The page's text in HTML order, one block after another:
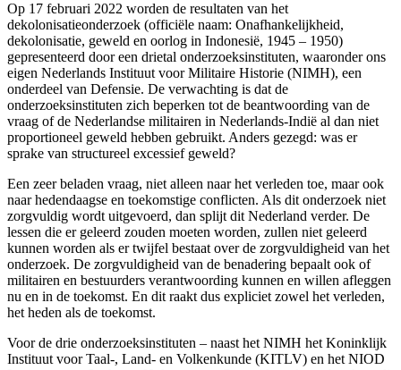
Op 17 februari 2022 worden de resultaten van het
dekolonisatieonderzoek (officiële naam: Onafhankelijkheid,
dekolonisatie, geweld en oorlog in Indonesië, 1945 – 1950)
gepresenteerd door een drietal onderzoeksinstituten, waaronder ons
eigen Nederlands Instituut voor Militaire Historie (NIMH), een
onderdeel van Defensie. De verwachting is dat de
onderzoeksinstituten zich beperken tot de beantwoording van de
vraag of de Nederlandse militairen in Nederlands-Indië al dan niet
proportioneel geweld hebben gebruikt. Anders gezegd: was er
sprake van structureel excessief geweld?
Een zeer beladen vraag, niet alleen naar het verleden toe, maar ook
naar hedendaagse en toekomstige conflicten. Als dit onderzoek niet
zorgvuldig wordt uitgevoerd, dan splijt dit Nederland verder. De
lessen die er geleerd zouden moeten worden, zullen niet geleerd
kunnen worden als er twijfel bestaat over de zorgvuldigheid van het
onderzoek. De zorgvuldigheid van de benadering bepaalt ook of
militairen en bestuurders verantwoording kunnen en willen afleggen
nu en in de toekomst. En dit raakt dus expliciet zowel het verleden,
het heden als de toekomst.
Voor de drie onderzoeksinstituten – naast het NIMH het Koninklijk
Instituut voor Taal-, Land- en Volkenkunde (KITLV) en het NIOD